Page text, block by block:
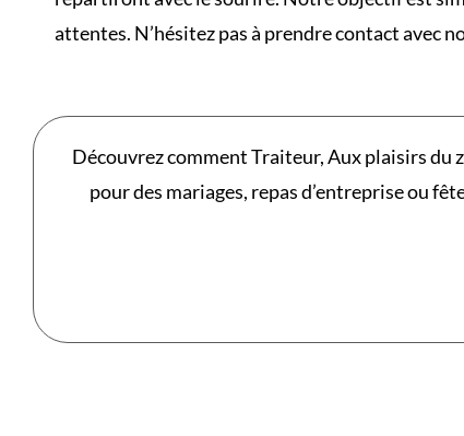
attentes. N’hésitez pas à prendre contact avec
Découvrez comment Traiteur, Aux plaisirs du
pour des mariages, repas d’entreprise ou